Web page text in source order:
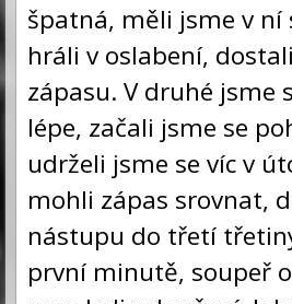
špatná, měli jsme v
hráli v oslabení,
zápasu. V druhé jsme
lépe, začali jsme se
udrželi jsme se víc v
mohli zápas srovnat,
nástupu do třetí
první minutě, soupeř